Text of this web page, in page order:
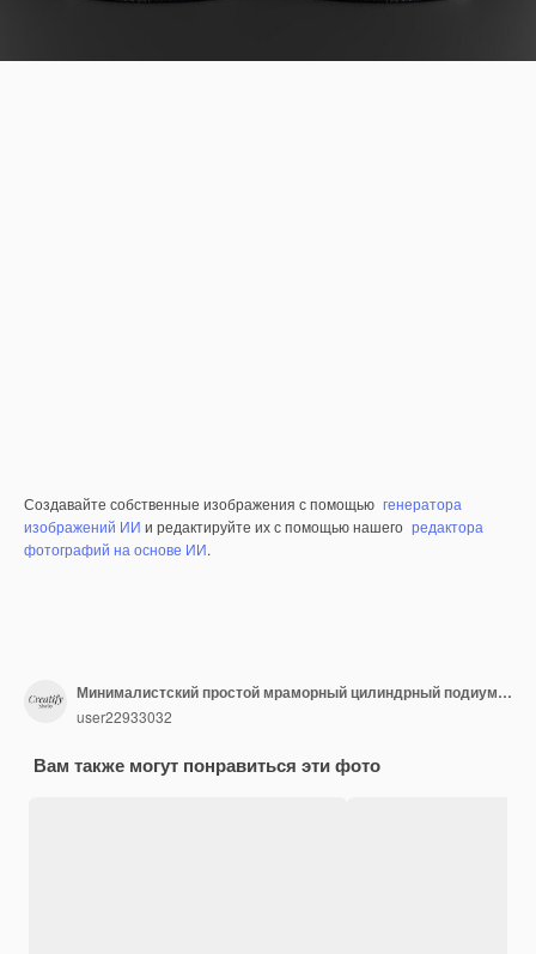
Создавайте собственные изображения с помощью генератора
изображений ИИ и редактируйте их с помощью нашего редактора
фотографий на основе ИИ.
Минималистский простой мраморный цилиндрный подиум или пьедестал с темным цветом фона для презентации продукта 3D-рендеринг
user22933032
Вам также могут понравиться эти фото